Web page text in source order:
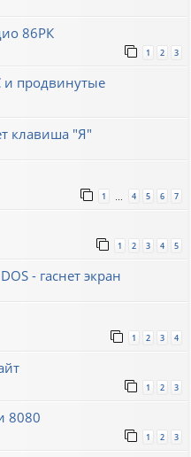
86РК
1 2 3
и продвинутые
клавиша "Я"
1 4 5 6 7
1 2 3 4 5
- гаснет экран
1 2 3 4
1 2 3
8080
1 2 3